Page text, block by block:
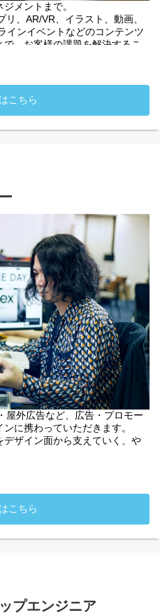
メントまで。
、AR/VR、イラスト、動画、
インイベントなどのコンテンツ
、お客様の課題を解決するこ
識や経験、特にデジタルや広
の期待を超える成果を出せる
体制があります。
とめるマネージャーや会社の
ルス部
こちら
屋外広告など、広告・プロモー
に携わっていただきます。
ザイン面から支えていく、や
こちら
プエンジニア